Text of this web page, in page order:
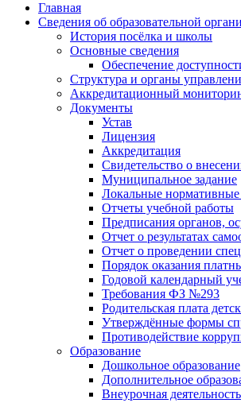
Главная
Сведения об образовательной
История посёлка и школы
Основные сведения
Обеспечение
Структура и органы
Аккредитационный
Документы
Устав
Лицензия
Аккредитация
Свидетельство о
Муниципальное задание
Локальные
Отчеты учебной работы
Предписания органов,
Отчет о результатах
Отчет о проведении
Порядок оказания
Годовой календарный
Требования ФЗ №293
Родительская плата
Утверждённые формы
Противодействие
Образование
Дошкольное образование
Дополнительное
Внеурочная деятельность